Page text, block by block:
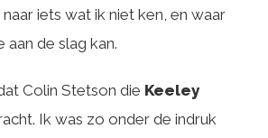
iets wat ik niet ken, en waar
aan de slag kan.
Colin Stetson die Keeley
Ik was zo onder de indruk